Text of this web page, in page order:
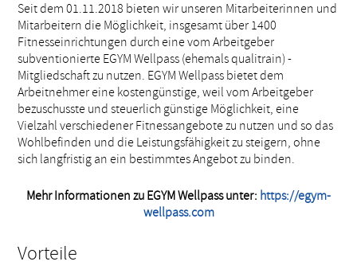
Seit dem 01.11.2018 bieten wir unseren Mitarbeiterinnen und
Mitarbeitern die Möglichkeit, insgesamt über 1400
Fitnesseinrichtungen durch eine vom Arbeitgeber
subventionierte EGYM Wellpass (ehemals qualitrain) -
Mitgliedschaft zu nutzen. EGYM Wellpass bietet dem
Arbeitnehmer eine kostengünstige, weil vom Arbeitgeber
bezuschusste und steuerlich günstige Möglichkeit, eine
Vielzahl verschiedener Fitnessangebote zu nutzen und so das
Wohlbefinden und die Leistungsfähigkeit zu steigern, ohne
sich langfristig an ein bestimmtes Angebot zu binden.
Mehr Informationen zu EGYM Wellpass unter: https://egym-
wellpass.com
Vorteile